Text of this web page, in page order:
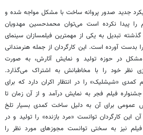
رویکرد جدید صدور پروانه ساخت با مشکل مواجه شده و
را پیدا نکرده است می‌توان محمدحسین مهدویان
تبدیل به یکی از مهمترین فیلمسازان سینمای
بدست آورده است. این کارگردان از جمله هنرمندانی
در حوزه تولید و نمایش آثارش، به صورت
نظر خود را با مخاطبانش به اشتراک می‌گذارد.
کمدی «شیشلیک» را در انتظار اکران دارد که برای
فیلم فجر به نمایش درآمد و از آن زمان تا
عمومی برای آن به دلیل ساخت کمدی بسیار تلخ
این کارگردان توانست «مرد بازنده» را تولید و در
فیلم نیز به سختی توانست مجوزهای مورد نظر را